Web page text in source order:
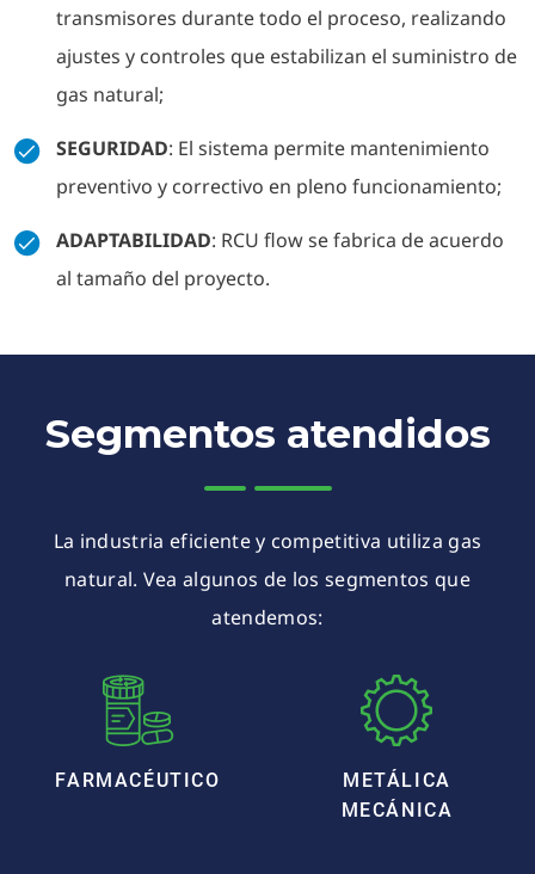
transmisores durante todo el proceso, realizando
ajustes y controles que estabilizan el suministro de
gas natural;
SEGURIDAD: El sistema permite mantenimiento
preventivo y correctivo en pleno funcionamiento;
ADAPTABILIDAD: RCU flow se fabrica de acuerdo
al tamaño del proyecto.
Segmentos atendidos
La industria eficiente y competitiva utiliza gas
natural. Vea algunos de los segmentos que
atendemos:
FARMACÉUTICO
METÁLICA
MECÁNICA